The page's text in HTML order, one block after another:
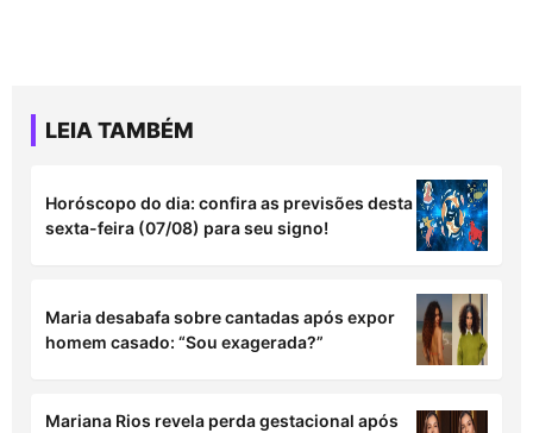
LEIA TAMBÉM
Horóscopo do dia: confira as previsões desta
sexta-feira (07/08) para seu signo!
Maria desabafa sobre cantadas após expor
homem casado: “Sou exagerada?”
Mariana Rios revela perda gestacional após